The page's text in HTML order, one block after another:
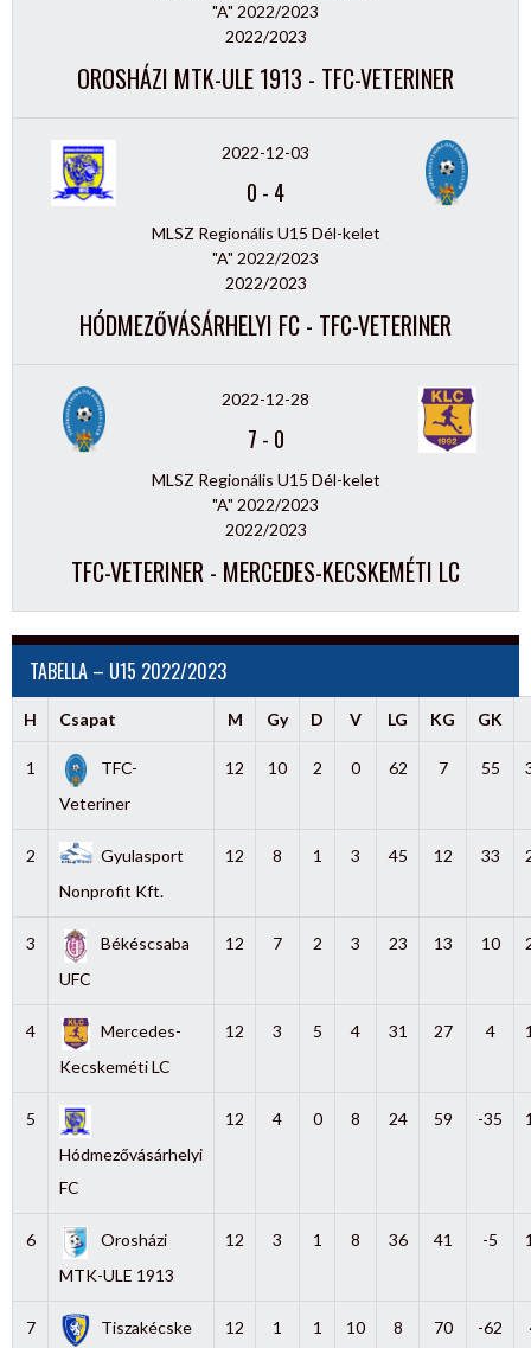
"A" 2022/2023
2022/2023
OROSHÁZI MTK-ULE 1913 - TFC-VETERINER
2022-12-03
0 - 4
MLSZ Regionális U15 Dél-kelet
"A" 2022/2023
2022/2023
HÓDMEZŐVÁSÁRHELYI FC - TFC-VETERINER
2022-12-28
7 - 0
MLSZ Regionális U15 Dél-kelet
"A" 2022/2023
2022/2023
TFC-VETERINER - MERCEDES-KECSKEMÉTI LC
TABELLA – U15 2022/2023
H Csapat M Gy D V LG KG GK
1
TFC-
Veteriner
12 10 2 0 62 7 55
2
Gyulasport
Nonprofit Kft.
12 8 1 3 45 12 33
3
Békéscsaba
UFC
12 7 2 3 23 13 10
4
Mercedes-
Kecskeméti LC
12 3 5 4 31 27 4
5
Hódmezővásárhelyi
FC
12 4 0 8 24 59 -35
6
Orosházi
MTK-ULE 1913
12 3 1 8 36 41 -5
7 Tiszakécske 12 1 1 10 8 70 -62